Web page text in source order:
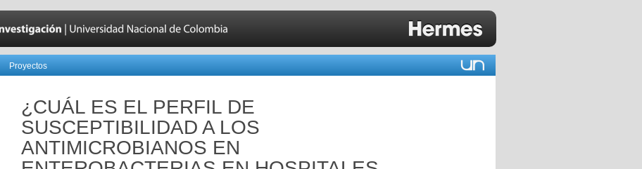
Proyectos
¿CUÁL ES EL PERFIL DE
SUSCEPTIBILIDAD A LOS
ANTIMICROBIANOS EN